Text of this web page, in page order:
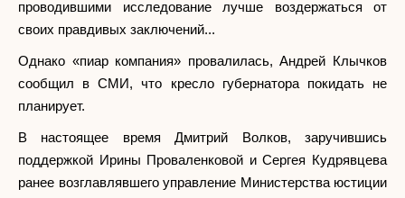
проводившими исследование лучше воздержаться от
своих правдивых заключений...
Однако «пиар компания» провалилась, Андрей Клычков
сообщил в СМИ, что кресло губернатора покидать не
планирует.
В настоящее время Дмитрий Волков, заручившись
поддержкой Ирины Проваленковой и Сергея Кудрявцева
ранее возглавлявшего управление Министерства юстиции